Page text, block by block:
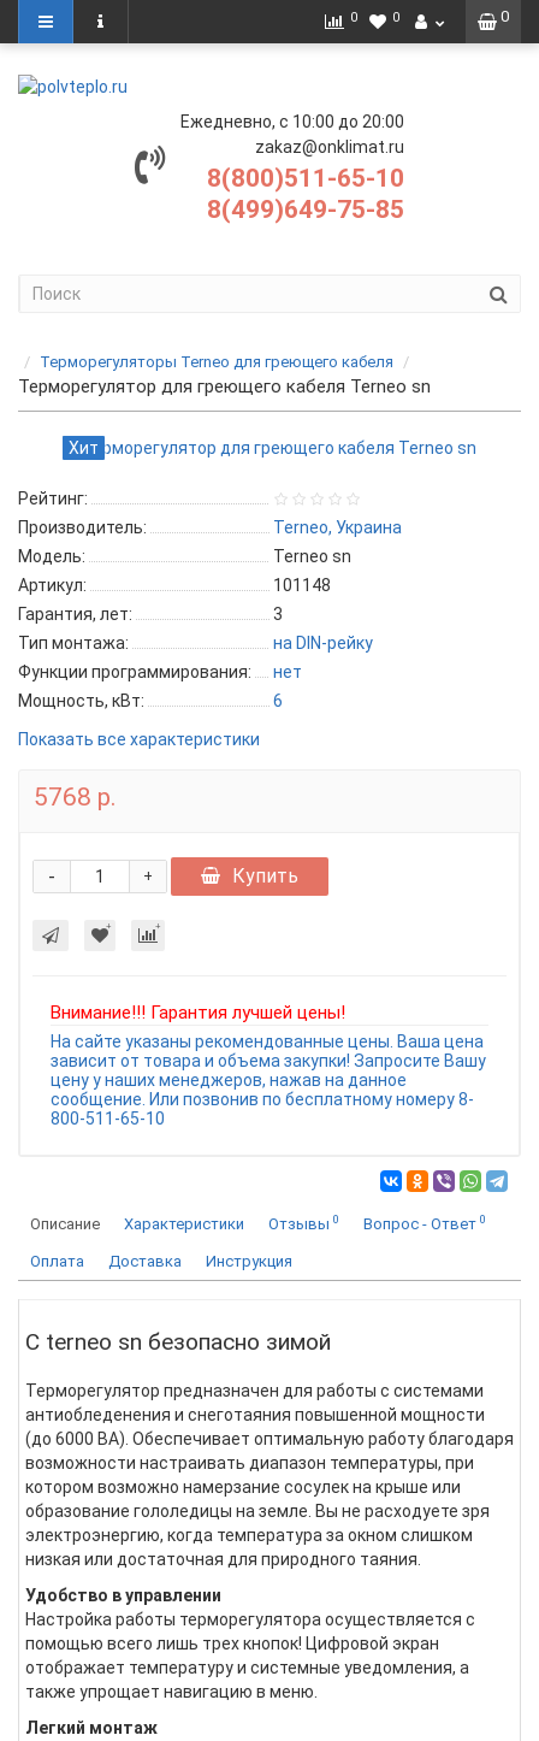
0
0 0
Ежедневно, с 10:00 до 20:00
zakaz@onklimat.ru
8(800)511-65-10
8(499)649-75-85
Терморегуляторы Terneo для греющего кабеля
Терморегулятор для греющего кабеля Terneo sn
Хит
Рейтинг:
Производитель:
Terneo, Украина
Модель:
Terneo sn
Артикул:
101148
Гарантия, лет:
3
Тип монтажа:
на DIN-рейку
Функции программирования:
нет
Мощность, кВт:
6
Показать все характеристики
5768 р.
+
- Купить
Внимание!!! Гарантия лучшей цены!
На сайте указаны рекомендованные цены. Ваша цена
зависит от товара и объема закупки! Запросите Вашу
цену у наших менеджеров, нажав на данное
сообщение. Или позвонив по бесплатному номеру 8-
800-511-65-10
Описание Характеристики Отзывы 0 Вопрос - Ответ 0
Оплата Доставка Инструкция
С terneo sn безопасно зимой
Терморегулятор предназначен для работы с системами
антиобледенения и снеготаяния повышенной мощности
(до 6000 ВА). Обеспечивает оптимальную работу благодаря
возможности настраивать диапазон температуры, при
котором возможно намерзание сосулек на крыше или
образование гололедицы на земле. Вы не расходуете зря
электроэнергию, когда температура за окном слишком
низкая или достаточная для природного таяния.
Удобство в управлении
Настройка работы терморегулятора осуществляется с
помощью всего лишь трех кнопок! Цифровой экран
отображает температуру и системные уведомления, а
также упрощает навигацию в меню.
Легкий монтаж